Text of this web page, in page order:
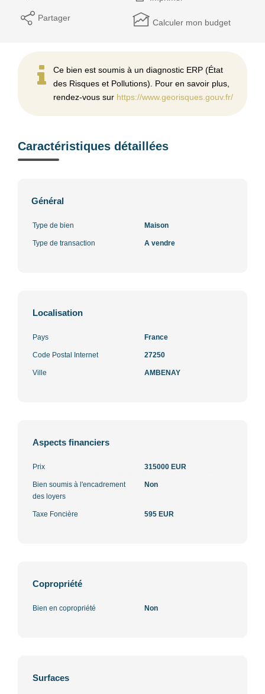
Partager Calculer mon budget
Ce bien est soumis à un diagnostic ERP (État
des Risques et Pollutions). Pour en savoir plus,
rendez-vous sur https://www.georisques.gouv.fr/
Caractéristiques détaillées
Général
Type de bien Maison
Type de transaction A vendre
Localisation
Pays France
Code Postal Internet 27250
Ville AMBENAY
Aspects financiers
Prix 315000 EUR
Bien soumis à l'encadrement
des loyers
Non
Taxe Foncière 595 EUR
Copropriété
Bien en copropriété Non
Surfaces